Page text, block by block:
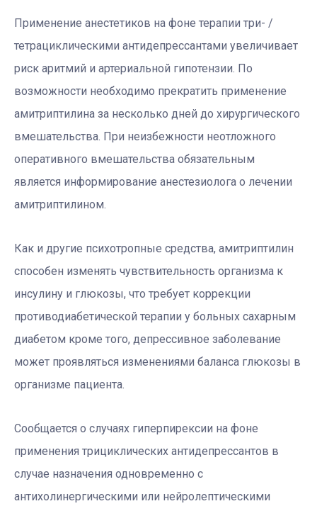
Применение анестетиков на фоне терапии три- /
тетрациклическими антидепрессантами увеличивает
риск аритмий и артериальной гипотензии. По
возможности необходимо прекратить применение
амитриптилина за несколько дней до хирургического
вмешательства. При неизбежности неотложного
оперативного вмешательства обязательным
является информирование анестезиолога о лечении
амитриптилином.
Как и другие психотропные средства, амитриптилин
способен изменять чувствительность организма к
инсулину и глюкозы, что требует коррекции
противодиабетической терапии у больных сахарным
диабетом кроме того, депрессивное заболевание
может проявляться изменениями баланса глюкозы в
организме пациента.
Сообщается о случаях гиперпирексии на фоне
применения трициклических антидепрессантов в
случае назначения одновременно с
антихолинергическими или нейролептическими